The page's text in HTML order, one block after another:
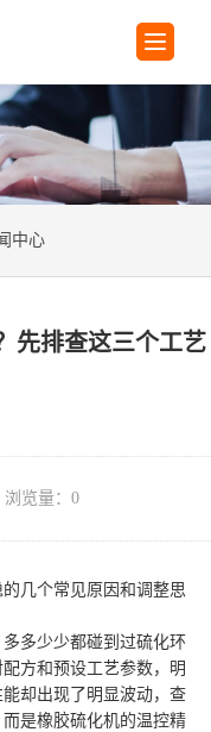
中心
先排查这三个工艺
览量： 0
几个常见原因和调整思
多少少都碰到过硫化环
方和预设工艺参数，明
却出现了明显波动，查
是橡胶硫化机的温控精